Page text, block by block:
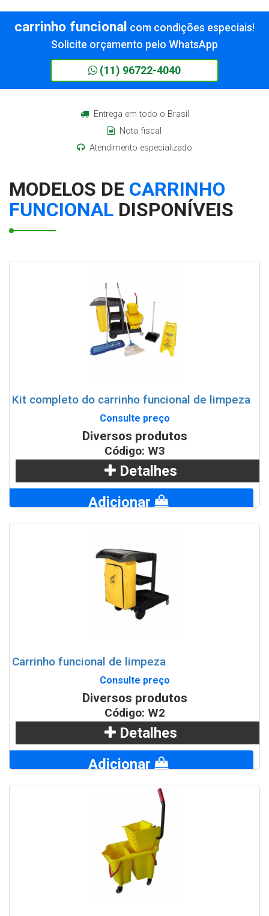
Informações
Informações
carrinho funcional com condições especiais!
Solicite orçamento pelo WhatsApp
(11) 96722-4040
Entrega em todo o Brasil
Nota fiscal
Atendimento especializado
MODELOS DE CARRINHO
FUNCIONAL DISPONÍVEIS
Kit completo do carrinho funcional de limpeza
Consulte preço
Diversos produtos
Código: W3
Detalhes
Adicionar
Carrinho funcional de limpeza
Consulte preço
Diversos produtos
Código: W2
Detalhes
Adicionar
WhatsApp